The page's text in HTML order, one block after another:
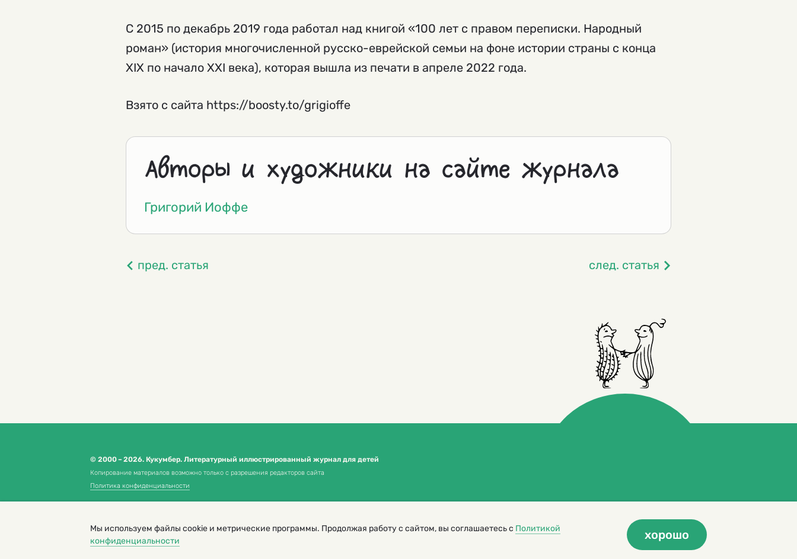
С 2015 по декабрь 2019 года работал над книгой «100 лет с правом переписки. Народный
роман» (история многочисленной русско-еврейской семьи на фоне истории страны с конца
ХIХ по начало ХХI века), которая вышла из печати в апреле 2022 года.
Взято с сайта https://boosty.to/grigioffe
Авторы и художники на сайте журнала
Григорий Иоффе
пред. статья след. статья
© 2000 – 2026. Кукумбер. Литературный иллюстрированный журнал для детей
Копирование материалов возможно только с разрешения редакторов сайта
Политика конфиденциальности
Мы используем файлы cookie и метрические программы. Продолжая работу с сайтом, вы соглашаетесь с Политикой
конфиденциальности
хорошо